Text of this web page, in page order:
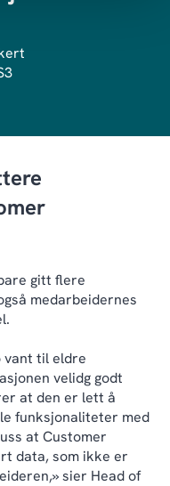
gitt flere
medarbeidernes
vant til eldre
velidg godt
at den er lett å
funksjonaliteter med
at Customer
data, som ikke er
sier Head of